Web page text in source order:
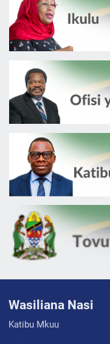
Wasiliana Nasi
Katibu Mkuu